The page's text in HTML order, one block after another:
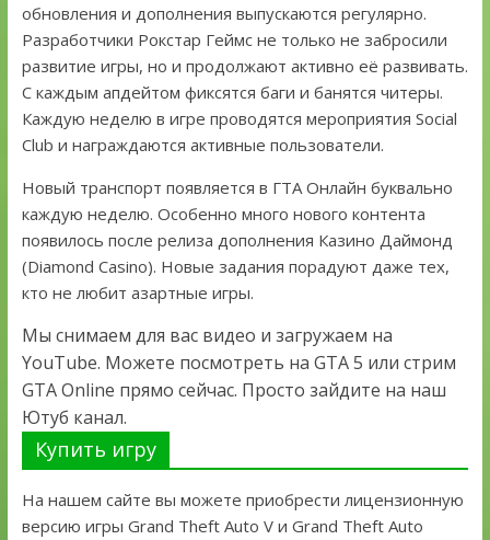
обновления и дополнения выпускаются регулярно.
Разработчики Рокстар Геймс не только не забросили
развитие игры, но и продолжают активно её развивать.
С каждым апдейтом фиксятся баги и банятся читеры.
Каждую неделю в игре проводятся мероприятия Social
Club и награждаются активные пользователи.
Новый транспорт появляется в ГТА Онлайн буквально
каждую неделю. Особенно много нового контента
появилось после релиза дополнения Казино Даймонд
(Diamond Casino). Новые задания порадуют даже тех,
кто не любит азартные игры.
Мы снимаем для вас видео и загружаем на
YouTube. Можете посмотреть на GTA 5 или стрим
GTA Online прямо сейчас. Просто зайдите на наш
Ютуб канал.
Купить игру
На нашем сайте вы можете приобрести лицензионную
версию игры Grand Theft Auto V и Grand Theft Auto